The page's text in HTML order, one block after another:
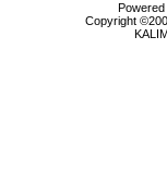
Copyright